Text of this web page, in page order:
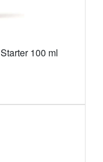
100 ml